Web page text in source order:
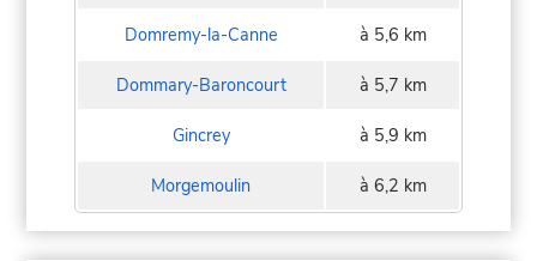
Domremy-la-Canne à 5,6 km
Dommary-Baroncourt à 5,7 km
Gincrey à 5,9 km
Morgemoulin à 6,2 km